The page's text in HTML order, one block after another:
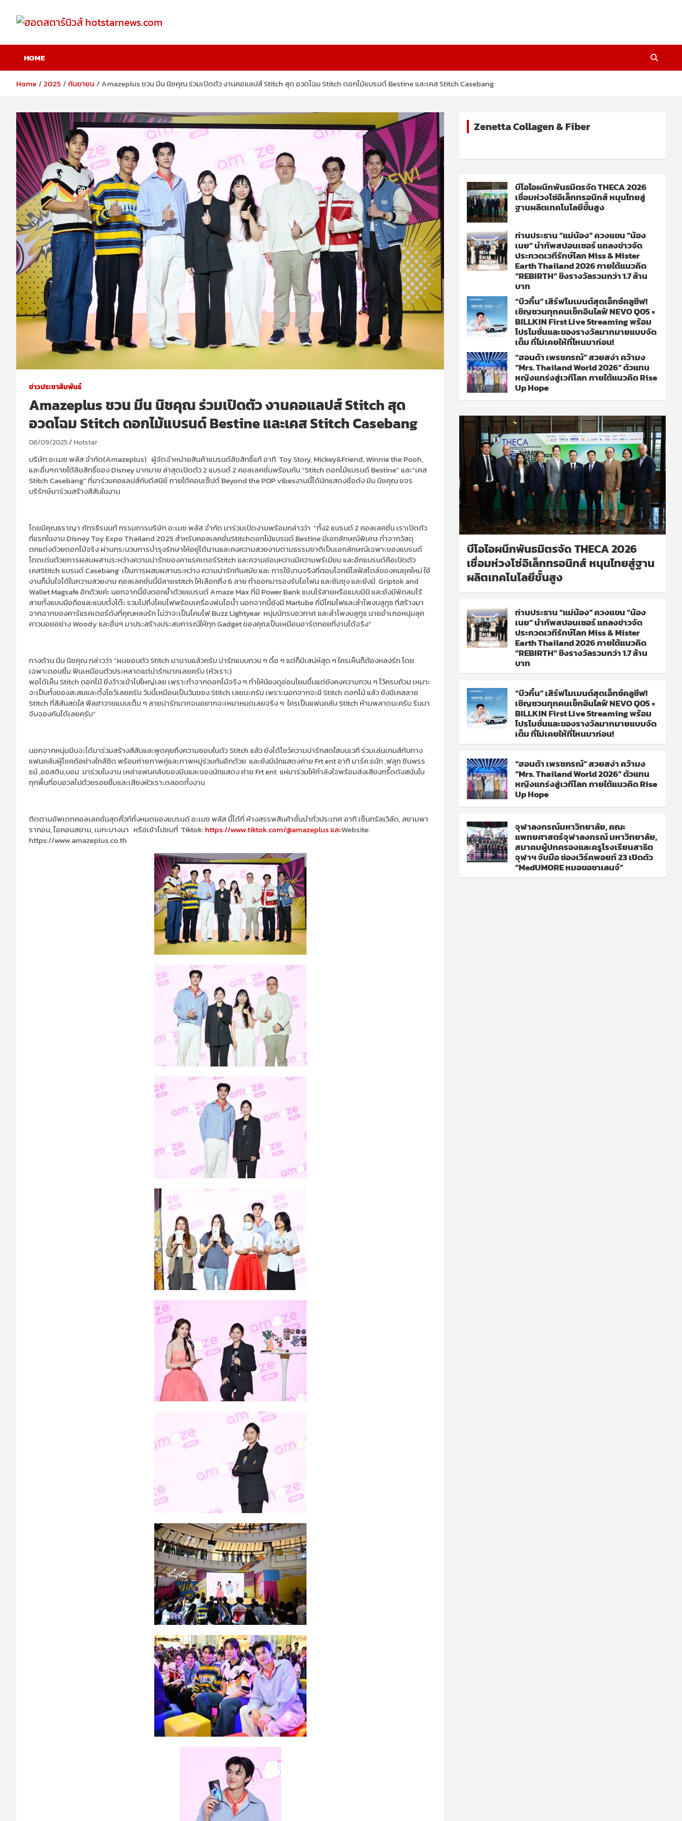
content
ฮอตสตาร์นิวส์
hotstarnews.com
HOME
Home 2025 กันยายน Amazeplus ชวน มีน นิชคุณ ร่วมเปิดตัว งานคอแลปส์ Stitch สุด อวดโฉม Stitch ดอกไม้แบรนด์ Bestine และเคส Stitch Casebang
ข่าวประชาสัมพันธ์
Amazeplus ชวน มีน นิชคุณ ร่วมเปิดตัว งานคอแลปส์ Stitch สุด
อวดโฉม Stitch ดอกไม้แบรนด์ Bestine และเคส Stitch Casebang
06/09/2025 Hotstar
บริษัท อะเมซ พลัส จำกัด(Amazeplus) ผู้จัดจำหน่ายสินค้าแบรนด์ลิขสิทธิ์แท้ อาทิ Toy Story,Mickey&Friend, Winnie the Pooh,
และอื่นๆภายใต้ลิขสิทธิ์ของDisneyมากมายล่าสุดเปิดตัว 2 แบรนด์ 2 คอลเลคชั่นพร้อมกัน“Stitchดอกไม้แบรนด์Bestine” และ“เคส
StitchCasebang” ที่มาร่วมคอแลปส์กับดีสนิย์ภายใต้คอนเซ็ปต์Beyond the POP vibesงานนี้ได้นักแสดงชื่อดังมีน นิชคุณ ขจร
บริรักษ์มาร่วมสร้างสีสันในงาน
โดยมีคุณธราญา ภัทรธิรนนท์กรรมการบริษัท อะเมซ พลัส จำกัด มาร่วมเปิดงานพร้อมกล่าวว่า “ทั้ง2 แบรนด์ 2 คอลเลคชั่น เราเปิดตัว
ที่แรกในงาน Disney Toy Expo Thailand 2025สำหรับคอลเลคชั่นStitchดอกไม้แบรนด์Bestineมีเอกลักษณ์พิเศษทำจากวัสดุ
ตกแต่งด้วยดอกไม้จริงผ่านกระบวนการบำรุงรักษาให้อยู่ได้นานและคงความสวยงามตามธรรมชาติเป็นเอกลักษณ์เฉพาะของแบรนด์
โดดเด่นด้วยการผสมผสานระหว่างความน่ารักของคาแรคเตอร์Stitch และความอ่อนหวานมีความพรีเมียม และอีกแบรนด์คือเปิดตัว
เคสStitch แบรนด์Casebang เป็นการผสมผสานระหว่างความน่ารักทันสมัย และการใช้งานจริงที่ตอบโจทย์ไลฟ์สไตล์ของคนยุคใหม่ใช้
งานก็มั่นใจได้ในความสวยงาม คอลเลคชั่นนี้มีลายstitchให้เลือกถึง6ลาย ทำออกมารองรับไอโฟน และซัมซุงและยังมี Griptokand
WalletMagsafeอีกด้วยค่ะนอกจากนี้ยังตอกย้ำด้วยแบรนด์Amaze Maxที่มี Power Bankแบบไร้สายหรือแบบมินิ และยังมีพัดลมไร้
สายทั้งแบบมือถือและแบบตั้งโต๊ะรวมไปถึงโคมไฟพร้อมเครื่องพ่นไอน้ำ นอกจากนี้ยังมี Martubeที่มีโคมไฟและลําโพงบลูทูธ ที่สร้างมา
จากฉากของคาร์แรคเตอร์ดังที่คุณหลงรัก ไม่ว่าจะเป็นโคมไฟBuzz Lightyear หนุ่มนักรบอวกาศ และลําโพงบลูทูธ นายอําเภอหนุ่มลุค
คาวบอยอย่างWoodyและอื่นๆ มาประสร้างประสบการณ์ให้ทุกGadgetของคุณเป็นเหมือนอาร์ตทอยที่งานได้จริง”
ทางด้าน มีน นิชคุณกล่าวว่า“ผมชอบตัวStitch มานานแล้วครับ น่ารักแบบกวน ๆ ดื้อ ๆ แต่ก็มีเสน่ห์สุด ๆ ใครเห็นก็ต้องหลงรักโดย
เฉพาะตอนยิ้ม ฟันเหมือนตัวประหลาดแต่น่ารักมากเลยครับ (หัวเราะ)
พอได้เห็นStitchดอกไม้ ยิ่งว้าวเข้าไปใหญ่เลย เพราะทำจากดอกไม้จริง ๆ ทำให้น้องดูอ่อนโยนขึ้นแต่ยังคงความกวน ๆ ไว้ครบถ้วน เหมาะ
จะเป็นทั้งของสะสมและตั้งโชว์เลยครับวันนี้เหมือนเป็นวันของStitch เลยนะครับ เพราะนอกจากจะมีStitchดอกไม้ แล้ว ยังมีเคสลาย
Stitch ที่สีสันสดใส ฟีลฮาวายแบบเต็ม ๆ ลายน่ารักมากจนอยากจะเหมาหมดเลยจริง ๆ ใครเป็นแฟนคลับStitch ห้ามพลาดนะครับ รีบมา
จับจองกันได้เลยครับ”
นอกจากหนุ่มมีนจะได้มาร่วมสร้างสีสันและพูดคุยถึงความชอบในตัวStitch แล้ว ยังได้โชว์ความน่ารักสดใสบนเวทีร่วมเล่นเกมส์กับทาง
แฟนคลับผู้โชคดีอย่างใกล้ชิด พร้อมถ่ายภาพคู่และภาพหมู่ร่วมกันอีกด้วย และยังมีนักแสดงค่าย Frtentอาทิ มาร์ค ธนัท ,ฟลุท ชินพรร
ธน์,ออสติน,บอม มาร่วมในงาน เหล่าแฟนคลับของมีนและของนักแสดงค่าย Frtent แห่มาร่วมให้กำลังใจพร้อมส่งเสียงกรี๊ดดังสนั่นใน
ทุกพื้นที่อบอวลไปด้วยรอยยิ้มและเสียงหัวเราะตลอดทั้งงาน
ติดตามอัพเดทคอลเลคชั่นสุดคิ้วททั้งหมดของแบรนด์อะเมซ พลัสนี้ได้ที่ ห้างสรรพสินค้าชั้นนำทั่วประเทศอาทิ เซ็นทรัลเวิล์ด,สยามพา
รากอน,ไอคอนสยาม,เมกะบางนา หรือเข้าไปชมที่ Tiktok: https://www.tiktok.com/@amazeplusและWebsite:
https://www.amazeplus.co.th
Zenetta Collagen & Fiber
บีโอไอผนึกพันธมิตรจัด THECA 2026
เชื่อมห่วงโซ่อิเล็กทรอนิกส์ หนุนไทยสู่
ฐานผลิตเทคโนโลยีขั้นสูง
ท่านประธาน “แม่น้อง” ควงแขน “น้อง
เนย” นำทัพสปอนเซอร์ แถลงข่าวจัด
ประกวดเวทีรักษ์โลก Miss & Mister
Earth Thailand 2026 ภายใต้แนวคิด
“REBIRTH” ชิงรางวัลรวมกว่า 1.7 ล้าน
บาท
“บิวกิ้น” เสิร์ฟโมเมนต์สุดเอ็กซ์คลูซีฟ!
เชิญชวนทุกคนเช็กอินไลฟ์ NEVO Q05 ×
BILLKIN First Live Streaming พร้อม
โปรโมชั่นและของรางวัลมากมายแบบจัด
เต็ม ที่ไม่เคยให้ที่ไหนมาก่อน!
“ฮอนด้า เพรชภรณ์” สวยสง่า คว้ามง
“Mrs. Thailand World 2026” ตัวแทน
หญิงแกร่งสู่เวทีโลก ภายใต้แนวคิด Rise
Up Hope
บีโอไอผนึกพันธมิตรจัด THECA 2026
เชื่อมห่วงโซ่อิเล็กทรอนิกส์ หนุนไทยสู่ฐาน
ผลิตเทคโนโลยีขั้นสูง
ท่านประธาน “แม่น้อง” ควงแขน “น้อง
เนย” นำทัพสปอนเซอร์ แถลงข่าวจัด
ประกวดเวทีรักษ์โลก Miss & Mister
Earth Thailand 2026 ภายใต้แนวคิด
“REBIRTH” ชิงรางวัลรวมกว่า 1.7 ล้าน
บาท
“บิวกิ้น” เสิร์ฟโมเมนต์สุดเอ็กซ์คลูซีฟ!
เชิญชวนทุกคนเช็กอินไลฟ์ NEVO Q05 ×
BILLKIN First Live Streaming พร้อม
โปรโมชั่นและของรางวัลมากมายแบบจัด
เต็ม ที่ไม่เคยให้ที่ไหนมาก่อน!
“ฮอนด้า เพรชภรณ์” สวยสง่า คว้ามง
“Mrs. Thailand World 2026” ตัวแทน
หญิงแกร่งสู่เวทีโลก ภายใต้แนวคิด Rise
Up Hope
จุฬาลงกรณ์มหาวิทยาลัย, คณะ
แพทยศาสตร์จุฬาลงกรณ์ มหาวิทยาลัย,
สมาคมผู้ปกครองและครูโรงเรียนสาธิต
จุฬาฯ จับมือ ช่องเวิร์คพอยท์ 23 เปิดตัว
“MedUMORE หมอขอชาเลนจ์”